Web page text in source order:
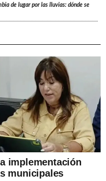
de lugar por las lluvias: dónde se
implementación
municipales